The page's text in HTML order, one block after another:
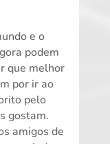
e o
podem
que melhor
por ir ao
pelo
gostam.
amigos de